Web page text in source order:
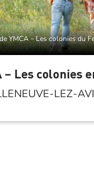
YMCA – Les colonies du
– Les colonies
LEZ-